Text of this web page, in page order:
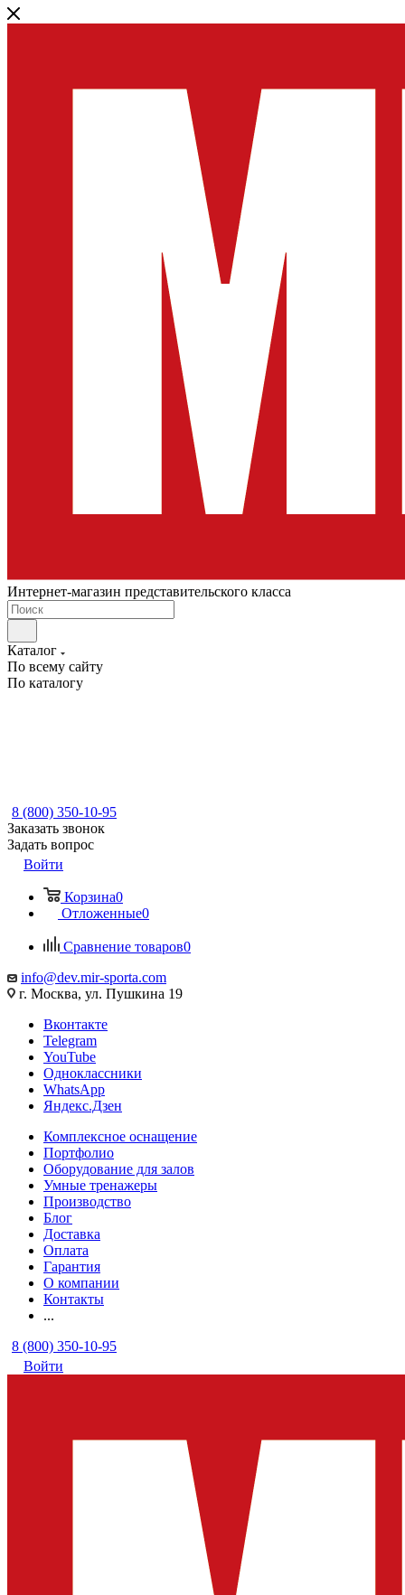
Интернет-магазин представительского класса
Каталог
По всему сайту
По каталогу
8 (800) 350-10-95
Заказать звонок
Задать вопрос
Войти
Корзина0
Отложенные0
Сравнение товаров0
info@dev.mir-sporta.com
г. Москва, ул. Пушкина 19
Вконтакте
Telegram
YouTube
Одноклассники
WhatsApp
Яндекс.Дзен
Комплексное оснащение
Портфолио
Оборудование для залов
Умные тренажеры
Производство
Блог
Доставка
Оплата
Гарантия
О компании
Контакты
...
8 (800) 350-10-95
Войти